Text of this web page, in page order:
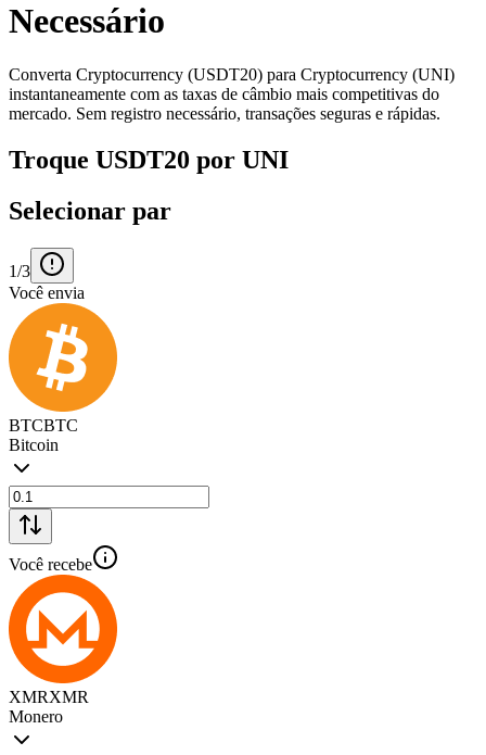
Necessário
Converta Cryptocurrency (USDT20) para Cryptocurrency (UNI)
instantaneamente com as taxas de câmbio mais competitivas do
mercado. Sem registro necessário, transações seguras e rápidas.
Troque USDT20 por UNI
Selecionar par
1/3
Você envia
BTCBTC
Bitcoin
Você recebe
XMRXMR
Monero